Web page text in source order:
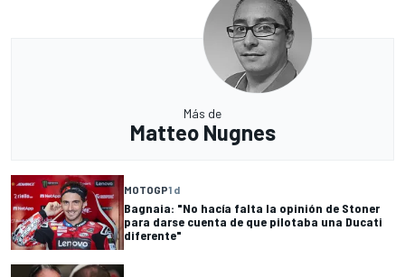
Más de
Matteo Nugnes
MOTOGP1 d
Bagnaia: "No hacía falta la opinión de Stoner
para darse cuenta de que pilotaba una Ducati
diferente"